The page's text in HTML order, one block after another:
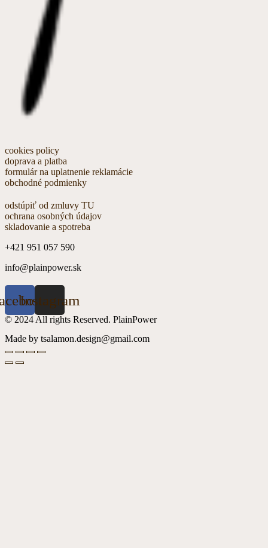
cookies policy
doprava a platba
formulár na uplatnenie reklamácie
obchodné podmienky
odstúpiť od zmluvy TU
ochrana osobných údajov
skladovanie a spotreba
+421 951 057 590
info@plainpower.sk
Instagram
© 2024 All rights Reserved. PlainPower
Made by tsalamon.design@gmail.com